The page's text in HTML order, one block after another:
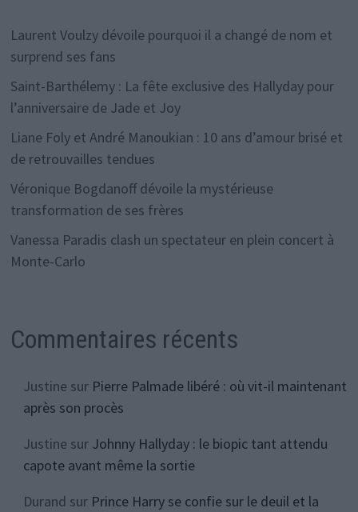
Laurent Voulzy dévoile pourquoi il a changé de nom et
surprend ses fans
Saint-Barthélemy : La fête exclusive des Hallyday pour
l’anniversaire de Jade et Joy
Liane Foly et André Manoukian : 10 ans d’amour brisé et
de retrouvailles tendues
Véronique Bogdanoff dévoile la mystérieuse
transformation de ses frères
Vanessa Paradis clash un spectateur en plein concert à
Monte-Carlo
Commentaires récents
Justinesur Pierre Palmade libéré : où vit-il maintenant
après son procès
Justinesur Johnny Hallyday : le biopic tant attendu
capote avant même la sortie
Durand sur Prince Harry se confie sur le deuil et la